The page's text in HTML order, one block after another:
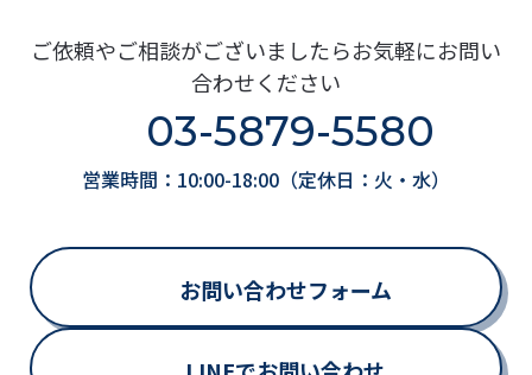
ご依頼やご相談がございましたらお気軽にお問い
合わせください
03-5879-5580
営業時間：10:00-18:00（定休日：火・水）
お問い合わせフォーム